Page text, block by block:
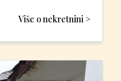
Više o nekretnini >